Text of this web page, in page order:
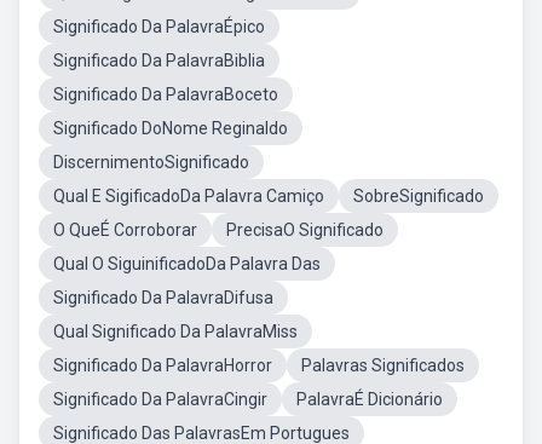
Significado Da PalavraÉpico
Significado Da PalavraBiblia
Significado Da PalavraBoceto
Significado DoNome Reginaldo
DiscernimentoSignificado
Qual E SigificadoDa Palavra Camiço
SobreSignificado
O QueÉ Corroborar
PrecisaO Significado
Qual O SiguinificadoDa Palavra Das
Significado Da PalavraDifusa
Qual Significado Da PalavraMiss
Significado Da PalavraHorror
Palavras Significados
Significado Da PalavraCingir
PalavraÉ Dicionário
Significado Das PalavrasEm Portugues